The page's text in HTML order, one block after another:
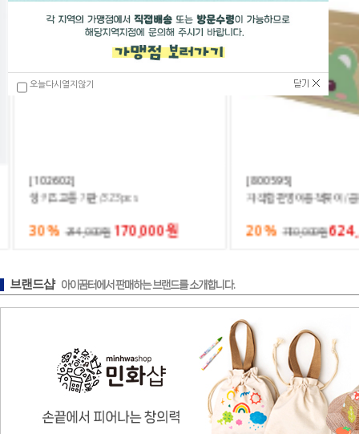
[102602]
씽키즈교통기관/323pcs
30%244,000원 170,000원
[800595]
자작합판영아용책꽂이/곰돌
20%780,000원
브랜드샵 아이꿈터에서 판매하는 브랜드를 소개합니다.
오늘다시열지않기